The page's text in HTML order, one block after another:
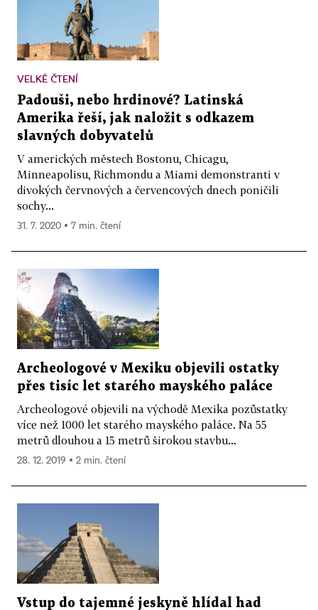
VELKÉ ČTENÍ
Padouši, nebo hrdinové? Latinská
Amerika řeší, jak naložit s odkazem
slavných dobyvatelů
V amerických městech Bostonu, Chicagu,
Minneapolisu, Richmondu a Miami demonstranti v
divokých červnových a červencových dnech poničili
sochy...
31. 7. 2020 ▪ 7 min. čtení
Archeologové v Mexiku objevili ostatky
přes tisíc let starého mayského paláce
Archeologové objevili na východě Mexika pozůstatky
více než 1000 let starého mayského paláce. Na 55
metrů dlouhou a 15 metrů širokou stavbu...
28. 12. 2019 ▪ 2 min. čtení
Vstup do tajemné jeskyně hlídal had